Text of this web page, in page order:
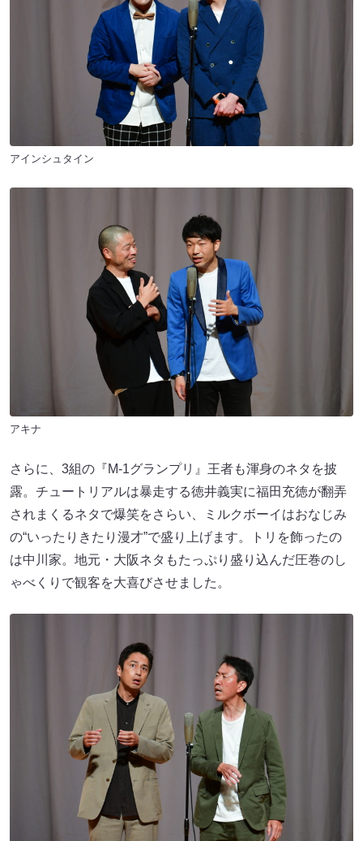
アインシュタイン
アキナ
さらに、3組の『M-1グランプリ』王者も渾身のネタを披
露。チュートリアルは暴走する徳井義実に福田充徳が翻弄
されまくるネタで爆笑をさらい、ミルクボーイはおなじみ
の“いったりきたり漫才”で盛り上げます。トリを飾ったの
は中川家。地元・大阪ネタもたっぷり盛り込んだ圧巻のし
ゃべくりで観客を大喜びさせました。